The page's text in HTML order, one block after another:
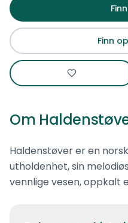
Finn
Om
Haldenstøver er en
utholdenhet, sin
vennlige vesen, oppkalt